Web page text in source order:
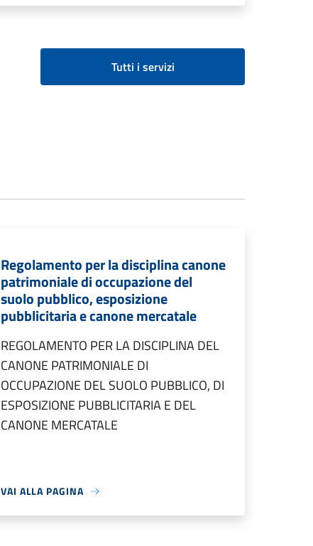
Tutti i servizi
Regolamento per la disciplina canone
patrimoniale di occupazione del
suolo pubblico, esposizione
pubblicitaria e canone mercatale
REGOLAMENTO PER LA DISCIPLINA DEL
CANONE PATRIMONIALE DI
OCCUPAZIONE DEL SUOLO PUBBLICO, DI
ESPOSIZIONE PUBBLICITARIA E DEL
CANONE MERCATALE
VAI ALLA PAGINA